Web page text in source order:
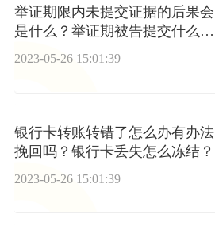
举证期限内未提交证据的后果会
是什么？举证期被告提交什么材
料？
2023-05-26 15:01:39
银行卡转账转错了怎么办有办法
挽回吗？银行卡丢失怎么冻结？
2023-05-26 15:01:39